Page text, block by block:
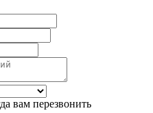
вам перезвонить